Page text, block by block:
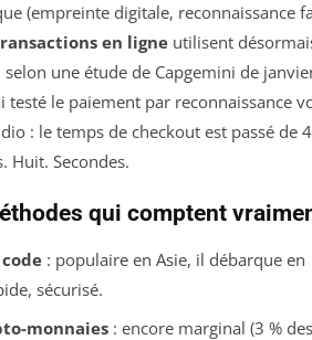
(empreinte digitale, reconnaissance
en ligne utilisent
une étude de Capgemini de
testé le paiement par reconnaissance
: le temps de checkout est passé de
Huit. Secondes.
qui comptent
: populaire en Asie, il débarque en
sécurisé.
monnaies: encore marginal (3 % des